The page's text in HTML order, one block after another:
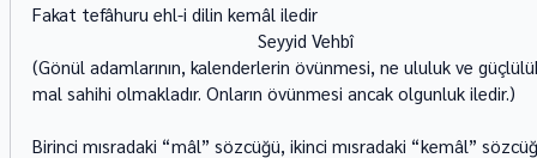
Fakat tefâhuru ehl-i dilin kemâl iledir
                                               Seyyid Vehbî
(Gönül adamlarının, kalenderlerin övünmesi, ne ululuk ve
mal sahihi olmakladır. Onların övünmesi ancak olgunluk iledir.)
Birinci mısradaki “mâl” sözcüğü, ikinci mısradaki “kemâl”